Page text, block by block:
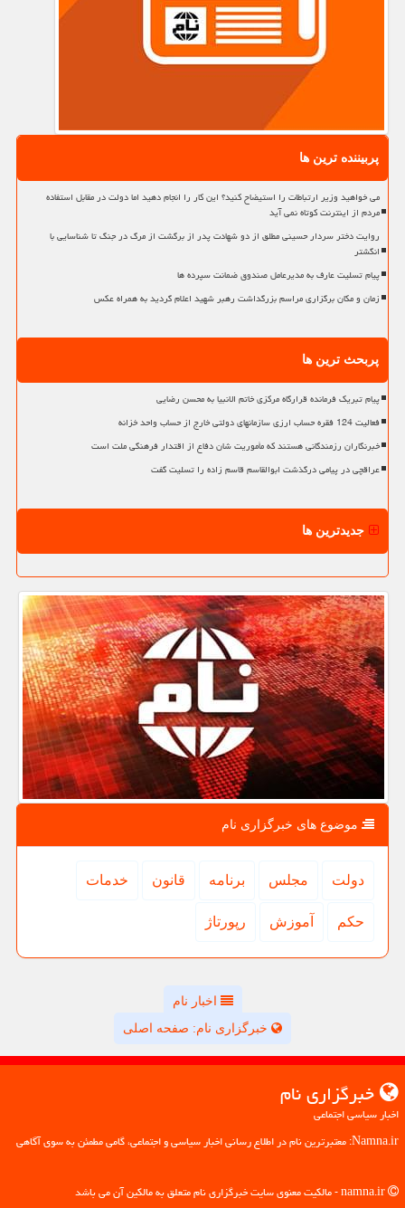
پربیننده ترین ها
می خواهید وزیر ارتباطات را استیضاح کنید؟ این کار را انجام دهید اما دولت در مقابل استفاده
مردم از اینترنت کوتاه نمی آید
روایت دختر سردار حسینی مطلق از دو شهادت پدر از برگشت از مرگ در جنگ تا شناسایی با
انگشتر
پیام تسلیت عارف به مدیرعامل صندوق ضمانت سپرده ها
زمان و مکان برگزاری مراسم بزرگداشت رهبر شهید اعلام گردید به همراه عکس
پربحث ترین ها
پیام تبریک فرمانده قرارگاه مرکزی خاتم الانبیا به محسن رضایی
فعالیت 124 فقره حساب ارزی سازمانهای دولتی خارج از حساب واحد خزانه
خبرنگاران رزمندگانی هستند که مأموریت شان دفاع از اقتدار فرهنگی ملت است
عراقچی در پیامی درگذشت ابوالقاسم قاسم زاده را تسلیت گفت
جدیدترین ها
موضوع های خبرگزاری نام
دولت مجلس برنامه قانون خدمات
حكم آموزش رپورتاژ
اخبار نام
خبرگزاری نام: صفحه اصلی
خبرگزاری نام
اخبار سیاسی اجتماعی
Namna.ir: معتبرترین نام در اطلاع رسانی اخبار سیاسی و اجتماعی، گامی مطمئن به سوی آگاهی